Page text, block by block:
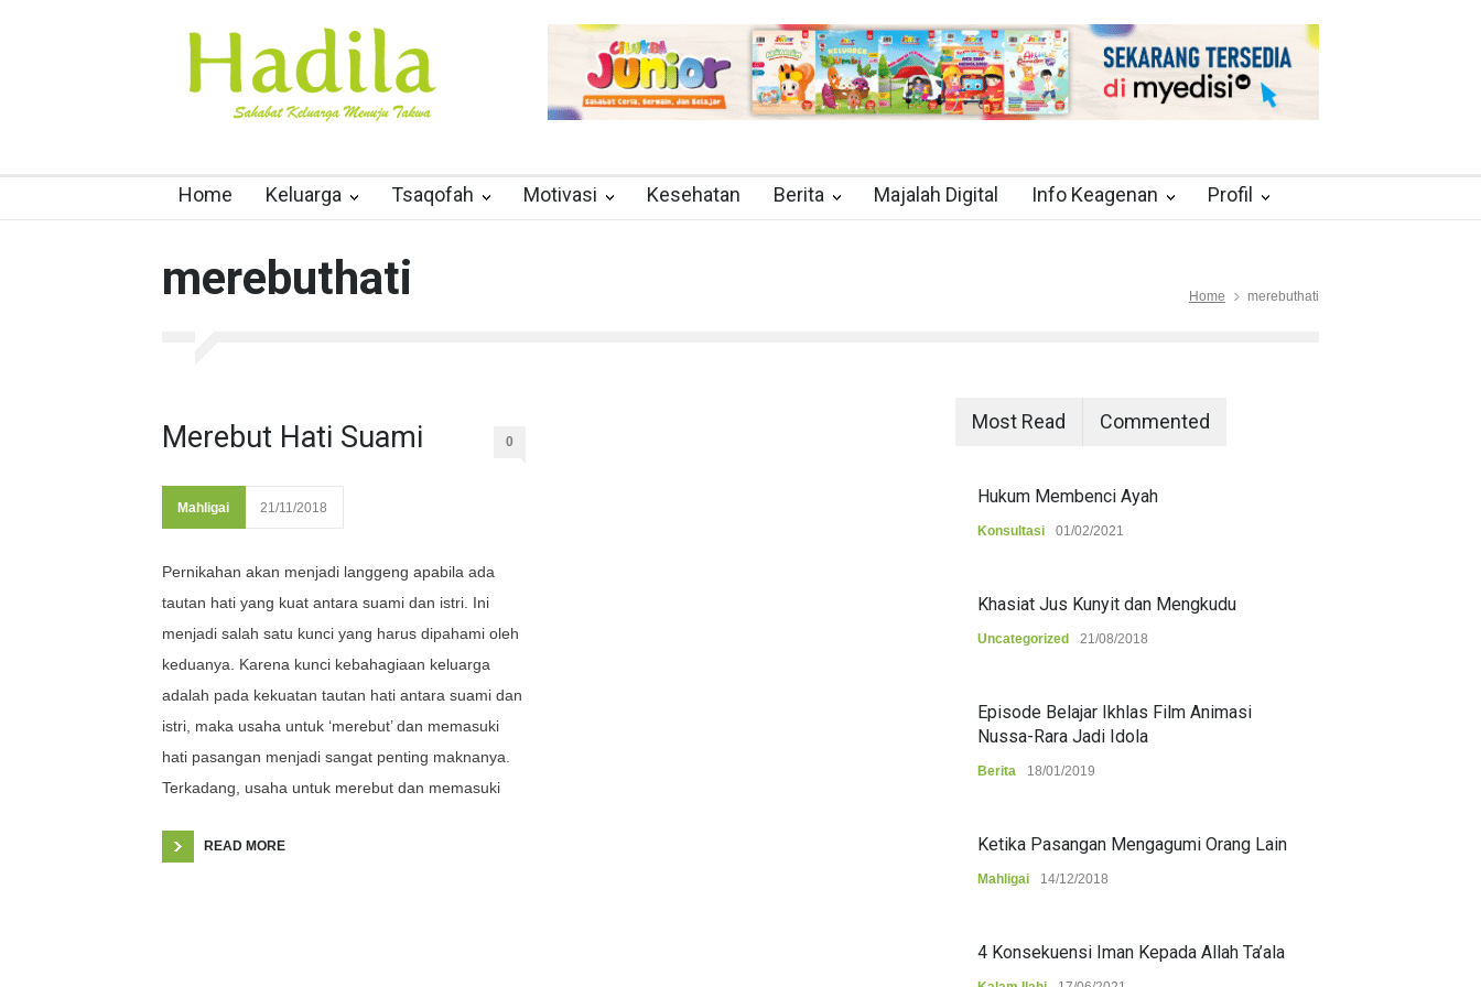
Home Keluarga Tsaqofah Motivasi Kesehatan Berita Majalah Digital Info Keagenan Profil
merebuthati Home merebuthati
Merebut Hati Suami 0
Mahligai 21/11/2018
Pernikahan akan menjadi langgeng apabila ada
tautan hati yang kuat antara suami dan istri. Ini
menjadi salah satu kunci yang harus dipahami oleh
keduanya. Karena kunci kebahagiaan keluarga
adalah pada kekuatan tautan hati antara suami dan
istri, maka usaha untuk ‘merebut’ dan memasuki
hati pasangan menjadi sangat penting maknanya.
Terkadang, usaha untuk merebut dan memasuki
READ MORE
Most Read Commented
Hukum Membenci Ayah
Konsultasi 01/02/2021
Khasiat Jus Kunyit dan Mengkudu
Uncategorized 21/08/2018
Episode Belajar Ikhlas Film Animasi
Nussa-Rara Jadi Idola
Berita 18/01/2019
Ketika Pasangan Mengagumi Orang Lain
Mahligai 14/12/2018
4 Konsekuensi Iman Kepada Allah Ta’ala